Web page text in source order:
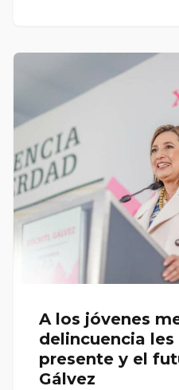
A los jóvenes
delincuencia
presente y el
Gálvez